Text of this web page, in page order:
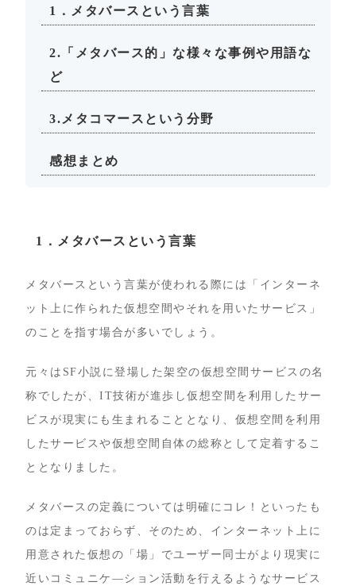
1．メタバースという言葉
2.「メタバース的」な様々な事例や用語な
ど
3.メタコマースという分野
感想まとめ
1．メタバースという言葉
メタバースという言葉が使われる際には「インターネ
ット上に作られた仮想空間やそれを用いたサービス」
のことを指す場合が多いでしょう。
元々はSF小説に登場した架空の仮想空間サービスの名
称でしたが、IT技術が進歩し仮想空間を利用したサー
ビスが現実にも生まれることとなり、仮想空間を利用
したサービスや仮想空間自体の総称として定着するこ
ととなりました。
メタバースの定義については明確にコレ！といったも
のは定まっておらず、そのため、インターネット上に
用意された仮想の「場」でユーザー同士がより現実に
近いコミュニケ―ション活動を行えるようなサービス